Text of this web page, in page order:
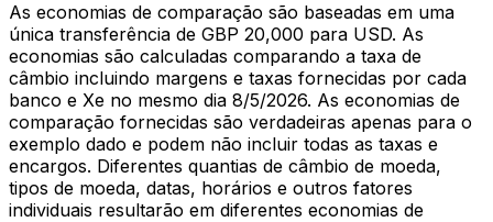
As economias de comparação são baseadas em uma
única transferência de GBP 20,000 para USD. As
economias são calculadas comparando a taxa de
câmbio incluindo margens e taxas fornecidas por cada
banco e Xe no mesmo dia 8/5/2026. As economias de
comparação fornecidas são verdadeiras apenas para o
exemplo dado e podem não incluir todas as taxas e
encargos. Diferentes quantias de câmbio de moeda,
tipos de moeda, datas, horários e outros fatores
individuais resultarão em diferentes economias de